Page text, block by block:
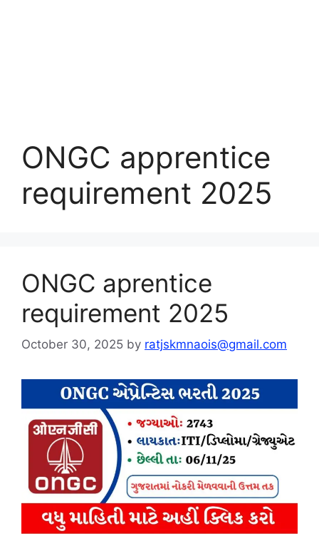
ONGC apprentice
requirement 2025
ONGC aprentice
requirement 2025
October 30, 2025 by ratjskmnaois@gmail.com